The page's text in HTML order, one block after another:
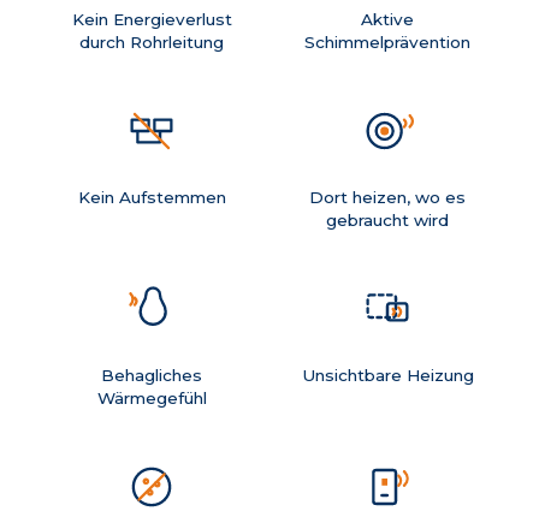
Kein Energieverlust
durch Rohrleitung
Aktive
Schimmelprävention
Kein Aufstemmen
Dort heizen, wo es
gebraucht wird
Behagliches
Wärmegefühl
Unsichtbare Heizung